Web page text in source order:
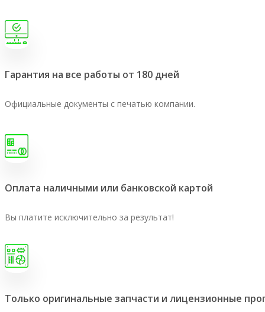
Гарантия на все работы от 180 дней
Официальные документы с печатью компании.
Оплата наличными или банковской картой
Вы платите исключительно за результат!
Только оригинальные запчасти и лицензионные